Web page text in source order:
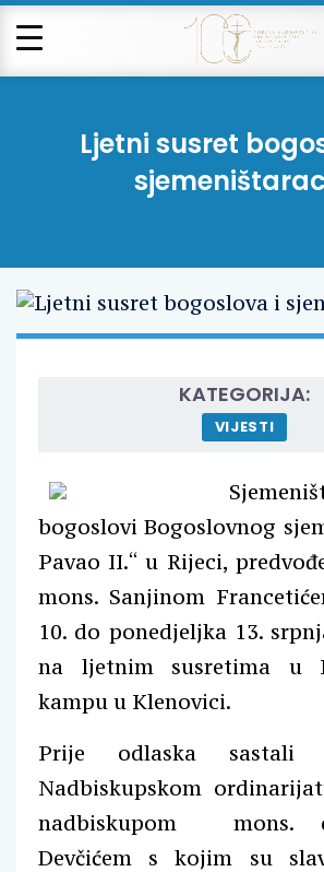
Ljetni susret
KATEGORIJA:
VIJESTI
bogoslovi Bogoslovnog
Pavao II.“ u Rijeci,
mons. Sanjinom
10. do ponedjeljka 13.
na ljetnim susretima u
kampu u Klenovici.
Prije odlaska
Nadbiskupskom
nadbiskupom mons.
Devčićem s kojim su